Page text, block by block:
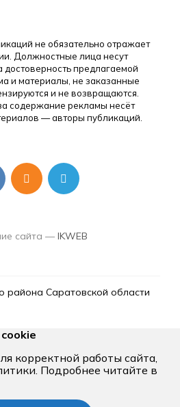
не обязательно отражает
Должностные лица несут
достоверность предлагаемой
и материалы, не заказанные
и не возвращаются.
содержание рекламы несёт
— авторы публикаций.
сайта — IKWEB
района Саратовской области
корректной работы сайта,
Подробнее читайте в